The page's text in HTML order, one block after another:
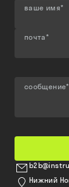
ваше имя*
почта*
сообщение*
Нижний